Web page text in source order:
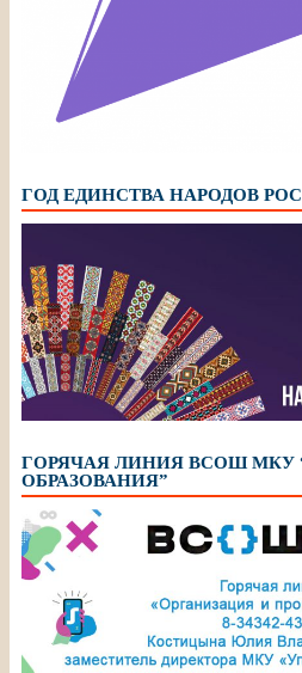
ГОД ЕДИНСТВА НАРОДОВ
ГОРЯЧАЯ ЛИНИЯ ВСОШ МКУ
ОБРАЗОВАНИЯ”